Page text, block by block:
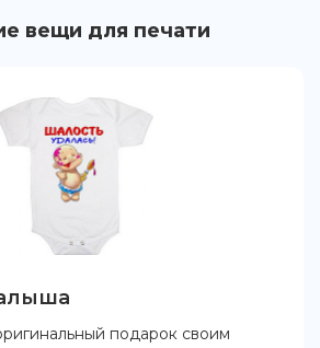
вещи для печати
подарок своим